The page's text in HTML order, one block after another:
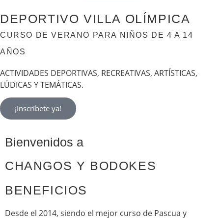
DEPORTIVO VILLA OLÍMPICA
CURSO DE VERANO PARA NIÑOS DE 4 A 14
AÑOS
ACTIVIDADES DEPORTIVAS, RECREATIVAS, ARTÍSTICAS,
LÚDICAS Y TEMÁTICAS.
¡Inscríbete ya!
Bienvenidos a
CHANGOS Y BODOKES
BENEFICIOS
Desde el 2014, siendo el mejor curso de Pascua y